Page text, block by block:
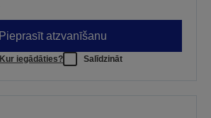
Pieprasīt atzvanīšanu
Kur iegādāties? Salīdzināt